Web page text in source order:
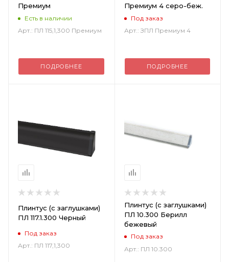
Премиум
Есть в наличии
Арт.: ПЛ 115,1,300 Премиум
ПОДРОБНЕЕ
Премиум 4 серо-беж.
Под заказ
Арт.: ЗПЛ Премиум 4
ПОДРОБНЕЕ
Плинтус (с заглушками)
ПЛ 117.1.300 Черный
Под заказ
Арт.: ПЛ 117,1,300
Плинтус (с заглушками)
ПЛ 10.300 Берилл
бежевый
Под заказ
Арт.: ПЛ 10.300